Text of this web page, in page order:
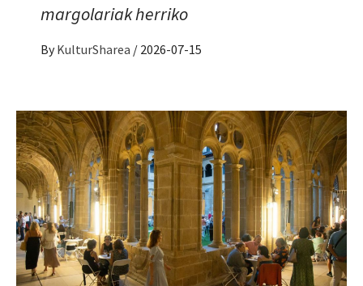
margolariak herriko
By KulturSharea / 2026-07-15